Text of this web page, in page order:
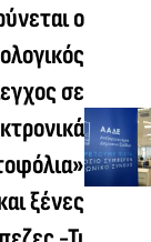
ο
σε
ξένες